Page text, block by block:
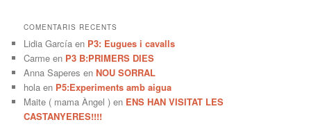
COMENTARIS RECENTS
Lidia García en P3: Eugues i cavalls
Carme en P3 B:PRIMERS DIES
Anna Saperes en NOU SORRAL
hola en P5:Experiments amb aigua
Maite ( mama Àngel ) en ENS HAN VISITAT LES
CASTANYERES!!!!